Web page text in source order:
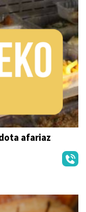
afariaz